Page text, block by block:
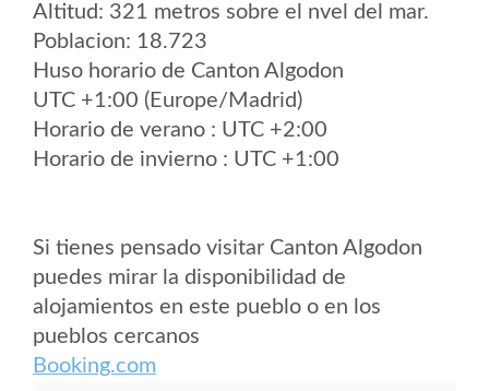
Altitud: 321 metros sobre el nvel del mar.
Poblacion: 18.723
Huso horario de Canton Algodon
UTC +1:00 (Europe/Madrid)
Horario de verano : UTC +2:00
Horario de invierno : UTC +1:00
Si tienes pensado visitar Canton Algodon
puedes mirar la disponibilidad de
alojamientos en este pueblo o en los
pueblos cercanos
Booking.com